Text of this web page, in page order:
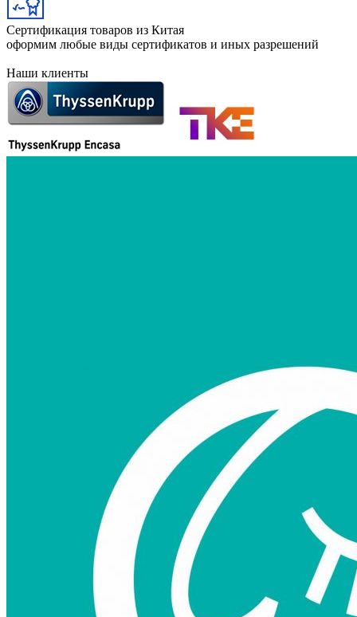
Сертификация товаров из Китая
оформим любые виды сертификатов и иных разрешений
Наши клиенты